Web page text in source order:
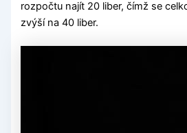
rozpočtu najít 20 liber, čímž se
zvýší na 40 liber.